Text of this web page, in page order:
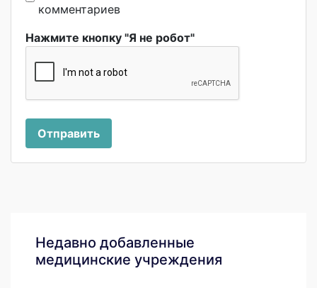
комментариев
Нажмите кнопку "Я не робот"
Отправить
Недавно добавленные
медицинские учреждения